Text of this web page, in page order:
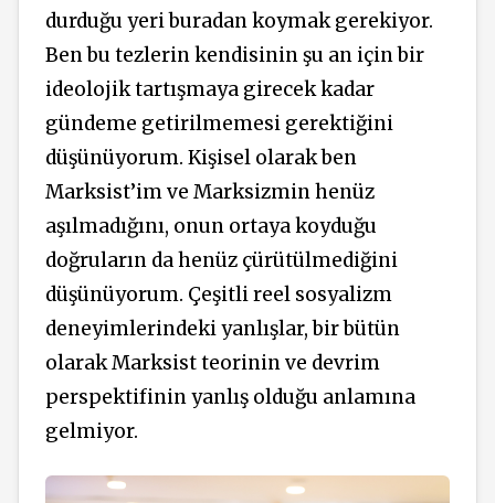
durduğu yeri buradan koymak gerekiyor.
Ben bu tezlerin kendisinin şu an için bir
ideolojik tartışmaya girecek kadar
gündeme getirilmemesi gerektiğini
düşünüyorum. Kişisel olarak ben
Marksist’im ve Marksizmin henüz
aşılmadığını, onun ortaya koyduğu
doğruların da henüz çürütülmediğini
düşünüyorum. Çeşitli reel sosyalizm
deneyimlerindeki yanlışlar, bir bütün
olarak Marksist teorinin ve devrim
perspektifinin yanlış olduğu anlamına
gelmiyor.